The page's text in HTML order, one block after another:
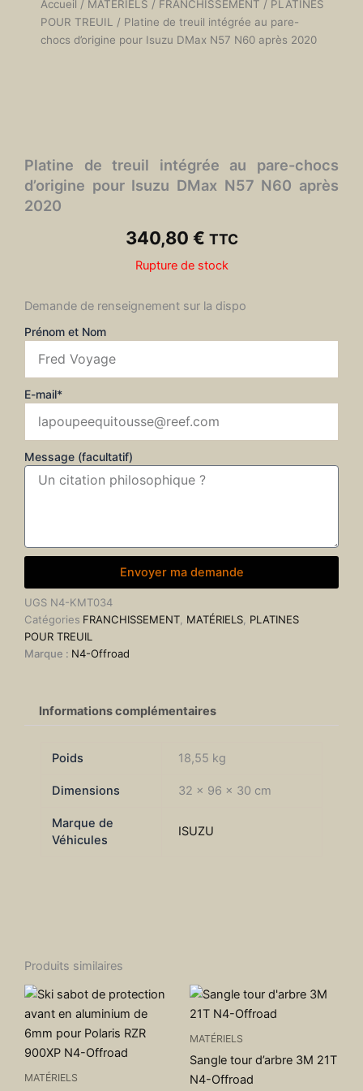
Accueil / MATÉRIELS / FRANCHISSEMENT / PLATINES
POUR TREUIL / Platine de treuil intégrée au pare-
chocs d’origine pour Isuzu DMax N57 N60 après 2020
Platine de treuil intégrée au pare-chocs
d’origine pour Isuzu DMax N57 N60 après
2020
340,80 € TTC
Rupture de stock
Demande de renseignement sur la dispo
Prénom et Nom
E-mail*
Message (facultatif)
Envoyer ma demande
UGS N4-KMT034
Catégories FRANCHISSEMENT, MATÉRIELS, PLATINES
POUR TREUIL
Marque : N4-Offroad
Informations complémentaires
Poids 18,55 kg
Dimensions 32 × 96 × 30 cm
Marque de
Véhicules
ISUZU
Produits similaires
MATÉRIELS
MATÉRIELS
Sangle tour d’arbre 3M 21T
N4-Offroad